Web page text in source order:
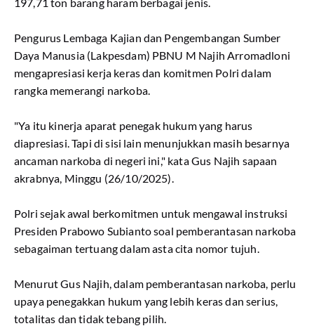
Pengurus Lembaga Kajian dan Pengembangan Sumber
Daya Manusia (Lakpesdam) PBNU M Najih Arromadloni
mengapresiasi kerja keras dan komitmen Polri dalam
rangka memerangi narkoba.
"Ya itu kinerja aparat penegak hukum yang harus
diapresiasi. Tapi di sisi lain menunjukkan masih besarnya
ancaman narkoba di negeri ini," kata Gus Najih sapaan
akrabnya, Minggu (26/10/2025).
Polri sejak awal berkomitmen untuk mengawal instruksi
Presiden Prabowo Subianto soal pemberantasan narkoba
sebagaiman tertuang dalam asta cita nomor tujuh.
Menurut Gus Najih, dalam pemberantasan narkoba, perlu
upaya penegakkan hukum yang lebih keras dan serius,
totalitas dan tidak tebang pilih.